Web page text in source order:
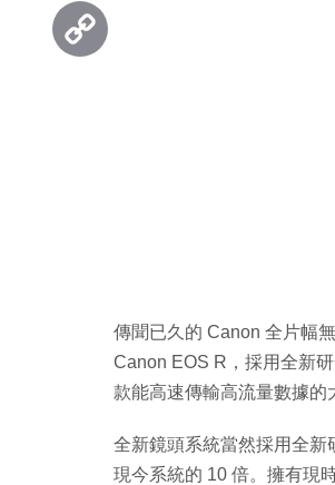
傳聞已久的 Canon 全片幅
Canon EOS R，採用全新
款能高速傳輸高流量數據的
全新鏡頭系統當然採用全新
現今系統的 10 倍。擁有現
Threads